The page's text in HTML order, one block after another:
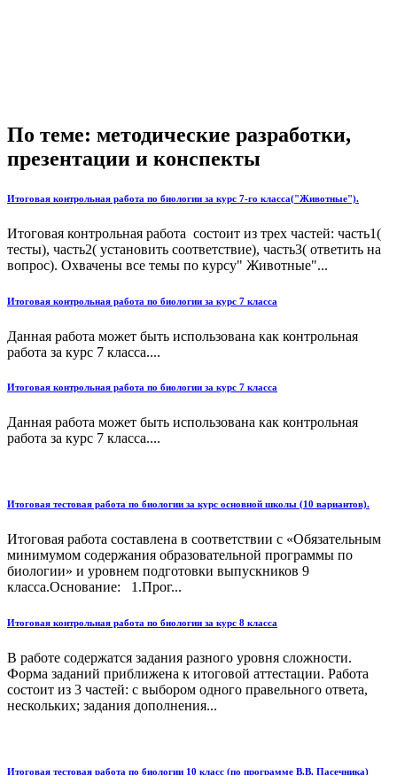
По теме: методические разработки,
презентации и конспекты
Итоговая контрольная работа по биологии за курс 7-го класса("Животные").
Итоговая контрольная работа состоит из трех частей: часть1(
тесты), часть2( установить соответствие), часть3( ответить на
вопрос). Охвачены все темы по курсу" Животные"...
Итоговая контрольная работа по биологии за курс 7 класса
Данная работа может быть использована как контрольная
работа за курс 7 класса....
Итоговая контрольная работа по биологии за курс 7 класса
Данная работа может быть использована как контрольная
работа за курс 7 класса....
Итоговая тестовая работа по биологии за курс основной школы (10 вариантов).
Итоговая работа составлена в соответствии с «Обязательным
минимумом содержания образовательной программы по
биологии» и уровнем подготовки выпускников 9
класса.Основание: 1.Прог...
Итоговая контрольная работа по биологии за курс 8 класса
В работе содержатся задания разного уровня сложности.
Форма заданий приближена к итоговой аттестации. Работа
состоит из 3 частей: с выбором одного правельного ответа,
нескольких; задания дополнения...
Итоговая тестовая работа по биологии 10 класс (по программе В.В. Пасечника)